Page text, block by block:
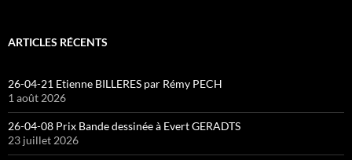
ARTICLES RÉCENTS
26-04-21 Etienne BILLERES par Rémy PECH
1 août 2026
26-04-08 Prix Bande dessinée à Evert GERADTS
23 juillet 2026